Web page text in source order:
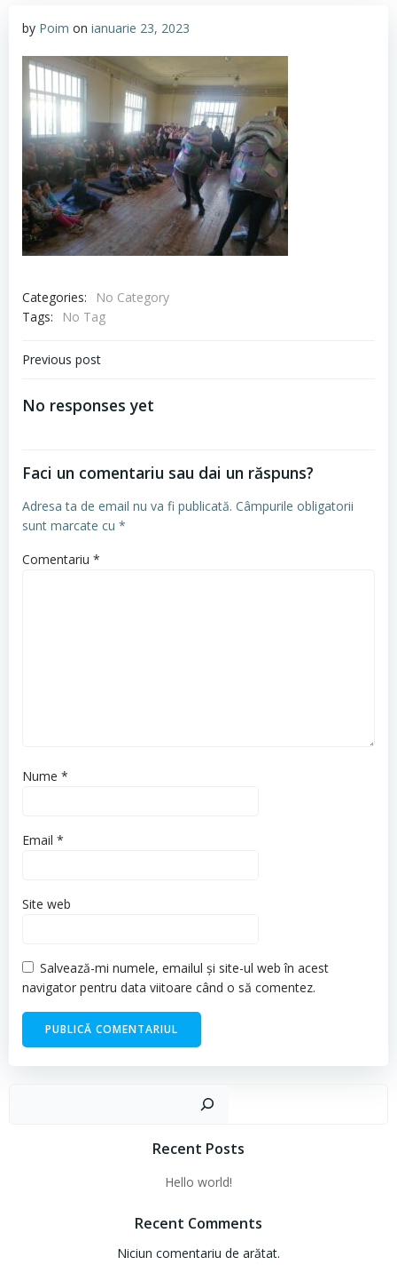
by Poim on ianuarie 23, 2023
Categories:
No Category
Tags:
No Tag
Navigare
articole
Previous post
No responses yet
Faci un comentariu sau dai un răspuns?
Adresa ta de email nu va fi publicată. Câmpurile obligatorii
sunt marcate cu *
Comentariu *
Nume *
Email *
Site web
Salvează-mi numele, emailul și site-ul web în acest
navigator pentru data viitoare când o să comentez.
Recent Posts
Hello world!
Recent Comments
Niciun comentariu de arătat.